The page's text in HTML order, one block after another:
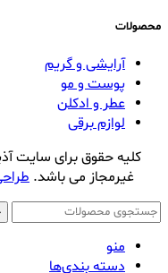
محصولات
آرایشی و گریم
پوست و مو
عطر و ادکلن
لوازم برقی
کلیه حقوق برای سایت
غیرمجاز می باشد.
منو
دسته بندی‌ها